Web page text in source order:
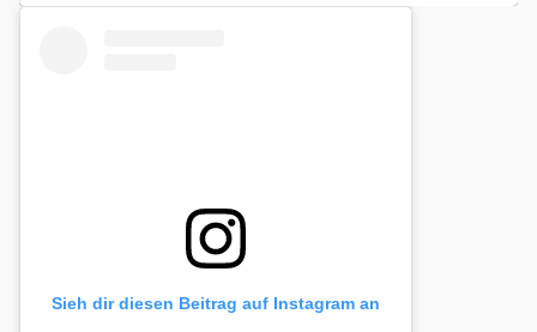
Sieh dir diesen Beitrag auf Instagram an